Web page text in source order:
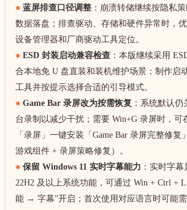
● 蓝屏排查口径调整 ：崩溃转储继续按隐私
数据落盘；排查驱动、存储和硬件异常时，优
设备管理器和厂商驱动工具定位。
● ESD 封装启动兼容检查 ：本版继续采用
合本地免 U 盘直装和装机维护场景；制作启
工具并按提示选择合适的引导模式。
● Game Bar 录屏改为按需恢复 ：系统默认仍
台录制以减少干扰；需要 Win+G 录屏时，可
「录屏」一键安装「Game Bar 录屏完整修复
游戏组件 + 录屏策略修复）。
● 保留 Windows 11 实时字幕能力 ：实时字幕
22H2 及以上系统功能，可通过 Win + Ctrl +
能 → 字幕”开启；首次使用对应语言时可能